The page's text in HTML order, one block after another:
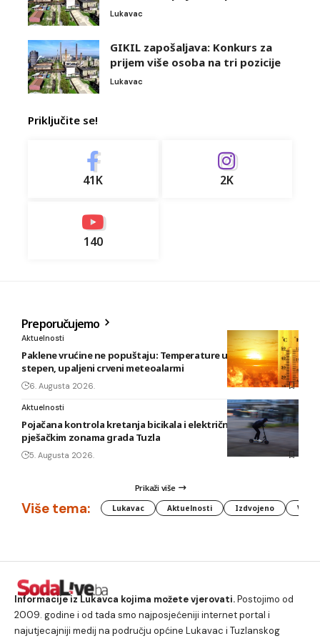
Lukavac
GIKIL zapošaljava: Konkurs za
prijem više osoba na tri pozicije
Lukavac
Priključite se!
41K 2K
140
Preporučujemo
Aktuelnosti
Paklene vrućine ne popuštaju: Temperature u BiH i do 41
stepen, upaljeni crveni meteoalarmi
6. Augusta 2026.
Aktuelnosti
Pojačana kontrola kretanja bicikala i električnih romobila u
pješačkim zonama grada Tuzla
5. Augusta 2026.
Prikaži više
Više tema: Lukavac Aktuelnosti Izdvojeno
Informacije iz Lukavca kojima možete vjerovati.Postojimo od
2009. godine i od tada smo najposjećeniji internet portal i
najutjecajniji medij na području općine Lukavac i Tuzlanskog